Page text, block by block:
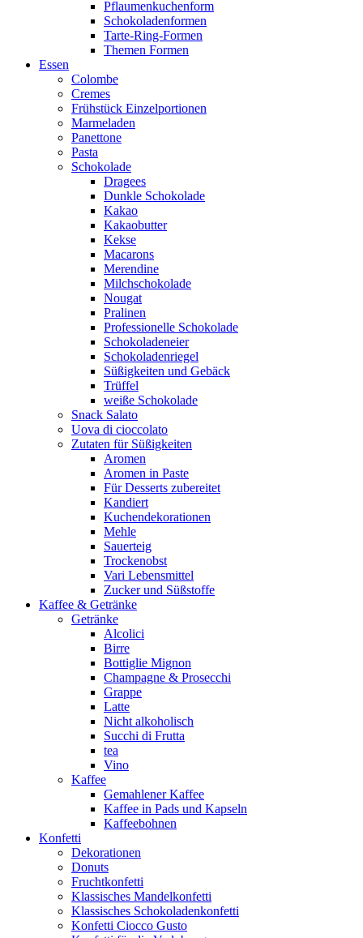
Pflaumenkuchenform
Schokoladenformen
Tarte-Ring-Formen
Themen Formen
Essen
Colombe
Cremes
Frühstück Einzelportionen
Marmeladen
Panettone
Pasta
Schokolade
Dragees
Dunkle Schokolade
Kakao
Kakaobutter
Kekse
Macarons
Merendine
Milchschokolade
Nougat
Pralinen
Professionelle Schokolade
Schokoladeneier
Schokoladenriegel
Süßigkeiten und Gebäck
Trüffel
weiße Schokolade
Snack Salato
Uova di cioccolato
Zutaten für Süßigkeiten
Aromen
Aromen in Paste
Für Desserts zubereitet
Kandiert
Kuchendekorationen
Mehle
Sauerteig
Trockenobst
Vari Lebensmittel
Zucker und Süßstoffe
Kaffee & Getränke
Getränke
Alcolici
Birre
Bottiglie Mignon
Champagne & Prosecchi
Grappe
Latte
Nicht alkoholisch
Succhi di Frutta
tea
Vino
Kaffee
Gemahlener Kaffee
Kaffee in Pads und Kapseln
Kaffeebohnen
Konfetti
Dekorationen
Donuts
Fruchtkonfetti
Klassisches Mandelkonfetti
Klassisches Schokoladenkonfetti
Konfetti Ciocco Gusto